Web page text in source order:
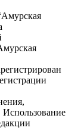
Использование